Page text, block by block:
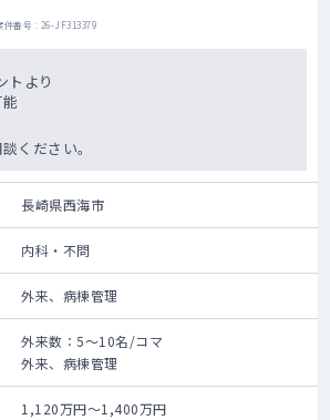
番号 : 26-JF313379
トより
ください。
長崎県西海市
内科・不問
外来、病棟管理
外来数：5～10名/コマ
外来、病棟管理
1,120万円～1,400万円